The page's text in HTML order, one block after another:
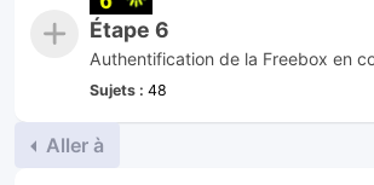
Étape 6
Authentification de la Freebox en
Sujets : 48
Aller à